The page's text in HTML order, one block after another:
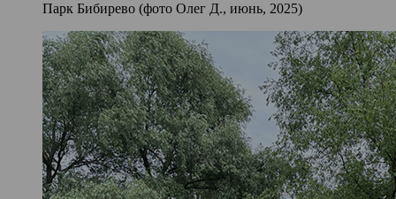
Парк Бибирево (фото Олег Д., июнь, 2025)